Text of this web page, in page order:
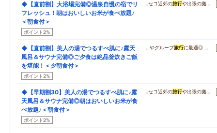
◆【直前割】大浴場完備◎温泉自慢の宿でリ
フレッシュ！朝はおいしいお米が食べ放題♪
＜朝食付＞
ポイント2%
…セコ近郊の旅行や出張の拠…
◆【直前割】美人の湯でつるすべ肌に♪露天
風呂＆サウナ完備◎ご夕食は絶品釜炊きご飯
を堪能！＜夕朝食付＞
ポイント2%
…やグループ旅行に最適◎ …
◆【早期割30】美人の湯でつるすべ肌に♪露
天風呂＆サウナ完備◎朝はおいしいお米が食
べ放題♪＜朝食付＞
ポイント2%
…セコ近郊の旅行や出張の拠…